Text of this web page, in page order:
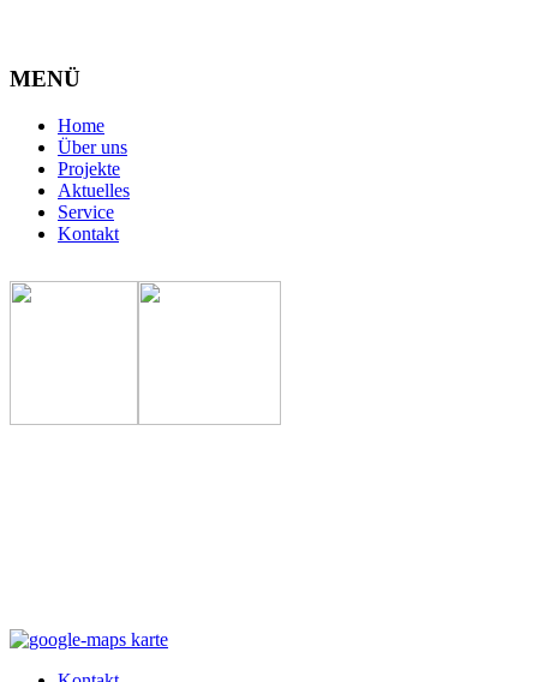
MENÜ
Home
Über uns
Projekte
Aktuelles
Service
Kontakt